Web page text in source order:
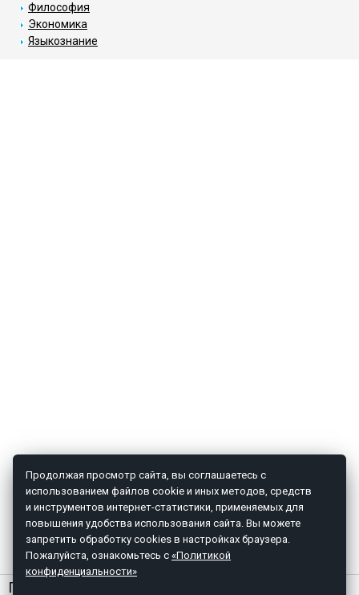
Философия
Экономика
Языкознание
ГЛАВНАЯ
Продолжая просмотр сайта, вы соглашаетесь с
использованием файлов cookie и иных методов, средств
и инструментов интернет-статистики, применяемых для
повышения удобства использования сайта. Вы можете
запретить обработку cookies в настройках браузера.
Пожалуйста, ознакомьтесь с «Политикой
конфиденциальности»